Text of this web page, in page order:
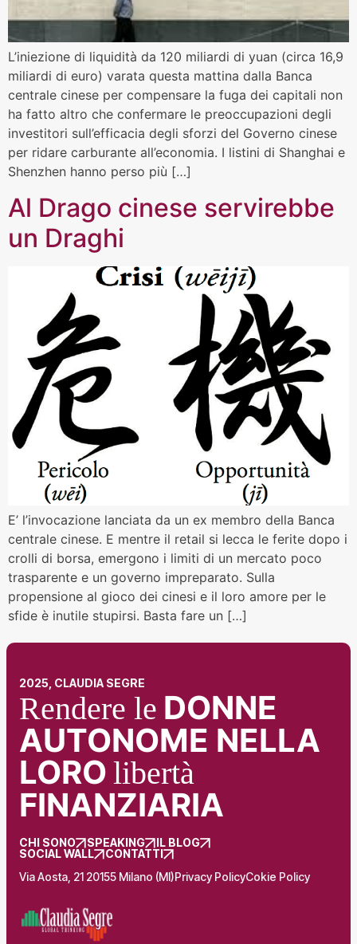
L’iniezione di liquidità da 120 miliardi di yuan (circa 16,9
miliardi di euro) varata questa mattina dalla Banca
centrale cinese per compensare la fuga dei capitali non
ha fatto altro che confermare le preoccupazioni degli
investitori sull’efficacia degli sforzi del Governo cinese
per ridare carburante all’economia. I listini di Shanghai e
Shenzhen hanno perso più […]
Al Drago cinese servirebbe
un Draghi
E’ l’invocazione lanciata da un ex membro della Banca
centrale cinese. E mentre il retail si lecca le ferite dopo i
crolli di borsa, emergono i limiti di un mercato poco
trasparente e un governo impreparato. Sulla
propensione al gioco dei cinesi e il loro amore per le
sfide è inutile stupirsi. Basta fare un […]
2025, CLAUDIA SEGRE
Rendere le DONNE
AUTONOME NELLA
LORO libertà
FINANZIARIA
CHI SONO SPEAKING
IL BLOG
SOCIAL WALL
CONTATTI
Via Aosta, 21 20155 Milano (MI)Privacy PolicyCokie Policy